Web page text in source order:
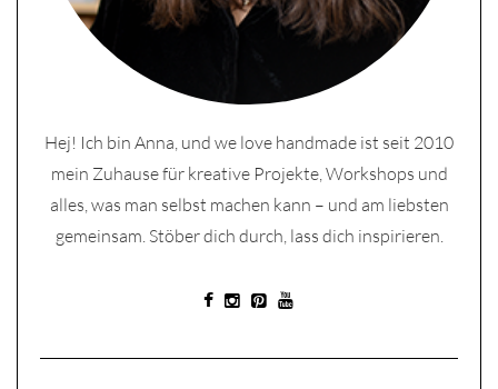
Hej! Ich bin Anna, und we love handmade ist seit 2010
mein Zuhause für kreative Projekte, Workshops und
alles, was man selbst machen kann – und am liebsten
gemeinsam. Stöber dich durch, lass dich inspirieren.